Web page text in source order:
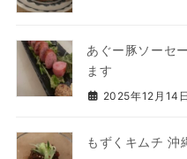
あぐー豚ソーセ
ます
2025年12月14日
もずくキムチ 沖